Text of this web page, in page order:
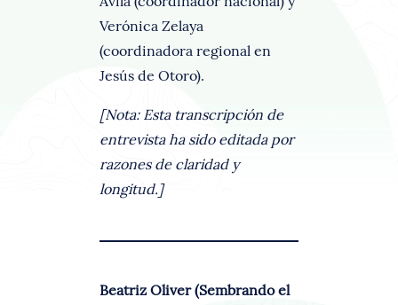
Verónica Zelaya
(coordinadora regional en
Jesús de Otoro).
[Nota: Esta transcripción de
entrevista ha sido editada por
razones de claridad y
longitud.]
Beatriz Oliver (Sembrando el